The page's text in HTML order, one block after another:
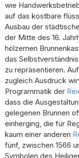
wie
auf das kostbare
Ausbau der
der Mitte des 16.
hölzernen
das
zu repräsentieren.
zugleich Ausdruck
Programmatik der
dass die
gelegenen Brunnen
einherging, die für
kaum einer anderen
fünf, zwischen 1566
Symbolen des